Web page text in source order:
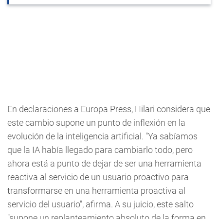
En declaraciones a Europa Press, Hilari considera que
este cambio supone un punto de inflexión en la
evolución de la inteligencia artificial. "Ya sabíamos
que la IA había llegado para cambiarlo todo, pero
ahora está a punto de dejar de ser una herramienta
reactiva al servicio de un usuario proactivo para
transformarse en una herramienta proactiva al
servicio del usuario", afirma. A su juicio, este salto